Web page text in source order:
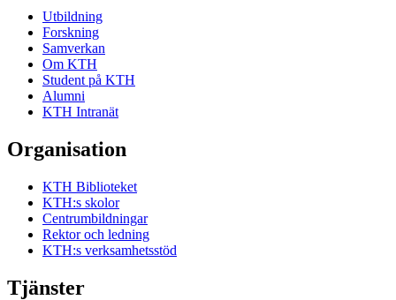
Utbildning
Forskning
Samverkan
Om KTH
Student på KTH
Alumni
KTH Intranät
Organisation
KTH Biblioteket
KTH:s skolor
Centrumbildningar
Rektor och ledning
KTH:s verksamhetsstöd
Tjänster